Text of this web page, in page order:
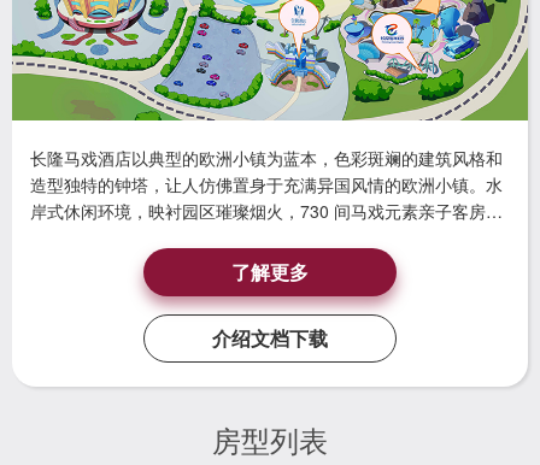
长隆马戏酒店以典型的欧洲小镇为蓝本，色彩斑斓的建筑风格和
造型独特的钟塔，让人仿佛置身于充满异国风情的欧洲小镇。水
岸式休闲环境，映衬园区璀璨烟火，730 间马戏元素亲子客房，
了解更多
介绍文档下载
房型列表